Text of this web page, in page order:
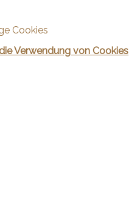
Cookies
Verwendung von Cookies